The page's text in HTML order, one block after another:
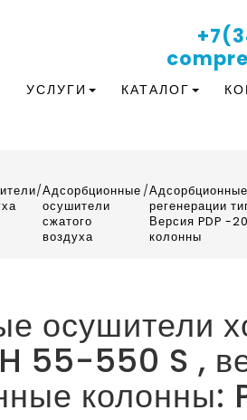
УСЛУГИ КАТАЛОГ
/Адсорбционные
осушители
сжатого
воздуха
/
регенерации
Версия PDP -
колонны
осушители
55-550 S ,